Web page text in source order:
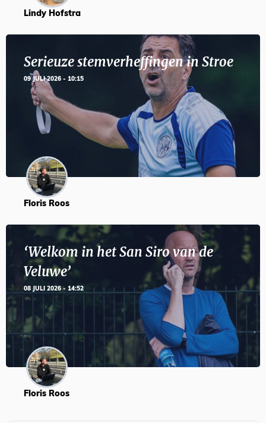
Lindy Hofstra
Serieuze stemverheffingen in Stroe
09 JULI 2026 - 10:15
Floris Roos
‘Welkom in het San Siro van de
Veluwe’
08 JULI 2026 - 14:52
Floris Roos